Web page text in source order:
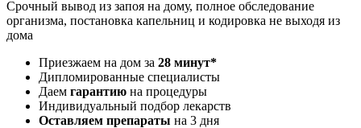
Срочный вывод из запоя на дому, полное обследование
организма, постановка капельниц и кодировка не выходя из
дома
Приезжаем на дом за 28 минут*
Дипломированные специалисты
Даем гарантию на процедуры
Индивидуальный подбор лекарств
Оставляем препараты на 3 дня